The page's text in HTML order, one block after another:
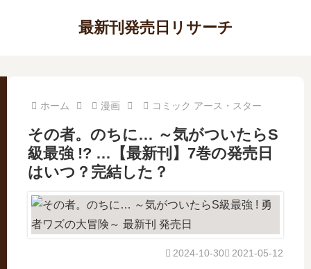
最新刊発売日リサーチ
ホーム 漫画 コミック アース・スター
その者。のちに… ～気がついたらS
級最強 !? …【最新刊】7巻の発売日
はいつ？完結した？
2021-05-12
2024-10-30